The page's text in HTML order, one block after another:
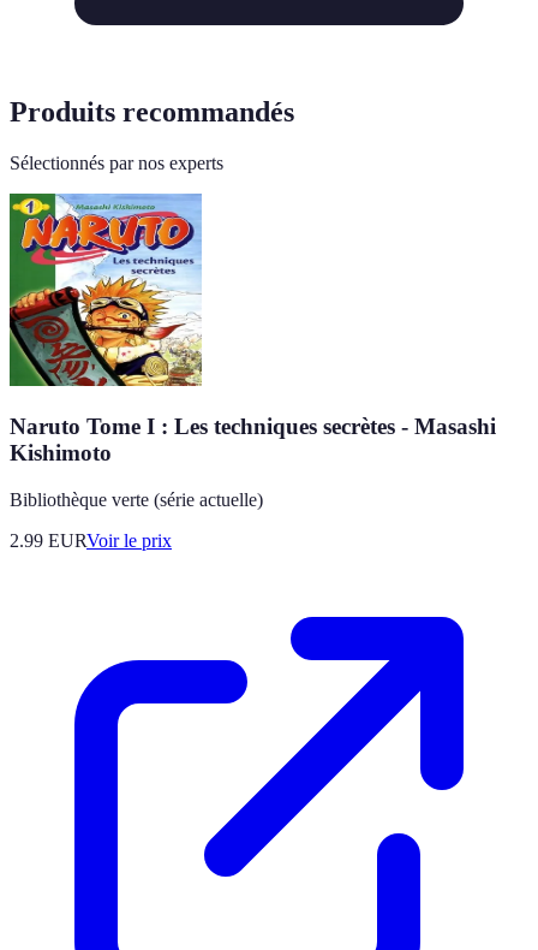
Produits recommandés
Sélectionnés par nos experts
Naruto Tome I : Les techniques secrètes - Masashi
Kishimoto
Bibliothèque verte (série actuelle)
2.99 EURVoir le prix